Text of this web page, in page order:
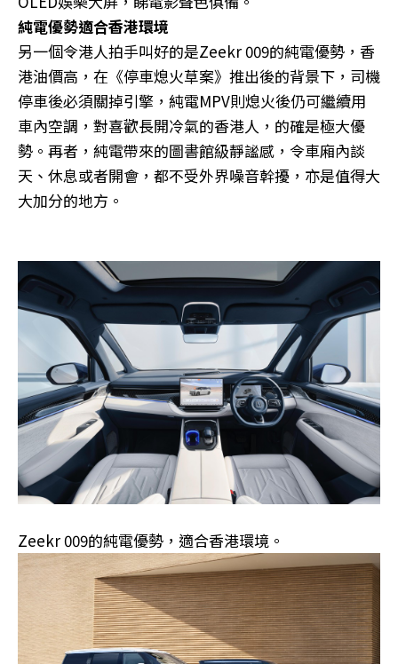
純電優勢適合香港環境
另一個令港人拍手叫好的是Zeekr 009的純電優勢，香
港油價高，在《停車熄火草案》推出後的背景下，司機
停車後必須關掉引擎，純電MPV則熄火後仍可繼續用
車內空調，對喜歡長開冷氣的香港人，的確是極大優
勢。再者，純電帶來的圖書館級靜謐感，令車廂內談
天、休息或者開會，都不受外界噪音幹擾，亦是值得大
大加分的地方。
Zeekr 009的純電優勢，適合香港環境。